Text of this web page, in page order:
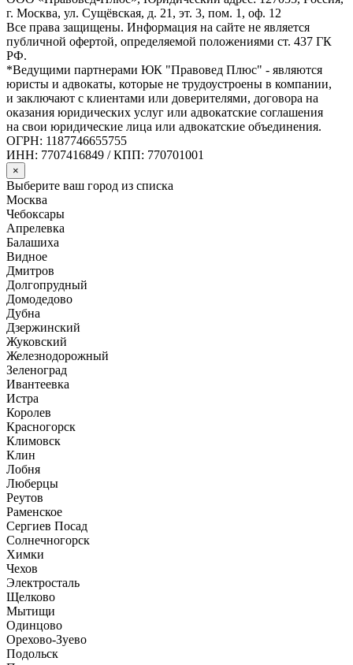
г. Москва, ул. Сущёвская, д. 21, эт. 3, пом. 1, оф. 12
Все права защищены. Информация на сайте не является
публичной офертой, определяемой положениями ст. 437 ГК
РФ.
*Ведущими партнерами ЮК "Правовед Плюс" - являются
юристы и адвокаты, которые не трудоустроены в компании,
и заключают с клиентами или доверителями, договора на
оказания юридических услуг или адвокатские соглашения
на свои юридические лица или адвокатские объединения.
ОГРН: 1187746655755
ИНН: 7707416849 / КПП: 770701001
×
Выберите ваш город из списка
Москва
Чебоксары
Апрелевка
Балашиха
Видное
Дмитров
Долгопрудный
Домодедово
Дубна
Дзержинский
Жуковский
Железнодорожный
Зеленоград
Ивантеевка
Истра
Королев
Красногорск
Климовск
Клин
Лобня
Люберцы
Реутов
Раменское
Сергиев Посад
Солнечногорск
Химки
Чехов
Электросталь
Щелково
Мытищи
Одинцово
Орехово-Зуево
Подольск